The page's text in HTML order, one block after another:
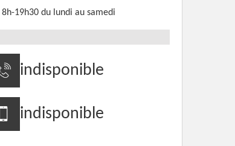
8h-19h30 du lundi au samedi
indisponible
indisponible